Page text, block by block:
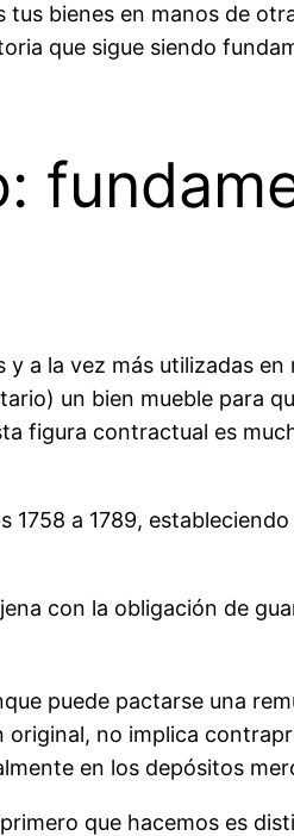
bienes en manos de
que sigue siendo
a la vez más utilizadas
un bien mueble para
figura contractual es
a 1789,
con la obligación de
puede pactarse una
no implica
en los depósitos
que hacemos es